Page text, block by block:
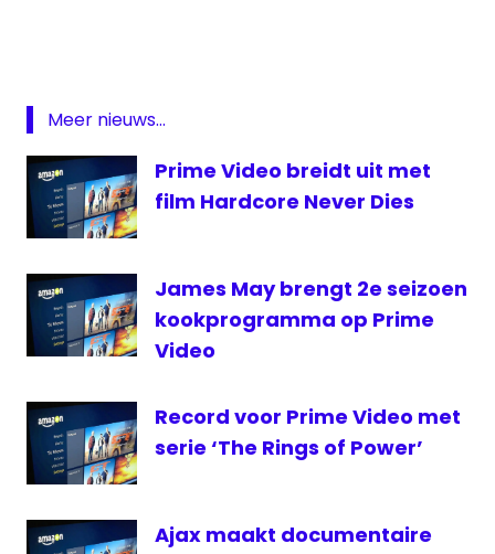
Video
Meer nieuws...
Prime Video breidt uit met
film Hardcore Never Dies
James May brengt 2e seizoen
kookprogramma op Prime
Video
Record voor Prime Video met
serie ‘The Rings of Power’
Ajax maakt documentaire